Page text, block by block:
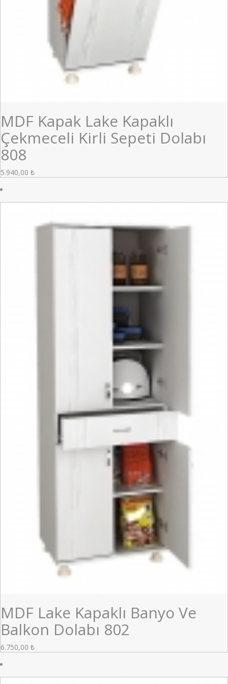
MDF Kapak Lake Kapaklı
Çekmeceli Kirli Sepeti Dolabı
808
5.940,00 ₺
MDF Lake Kapaklı Banyo Ve
Balkon Dolabı 802
6.750,00 ₺